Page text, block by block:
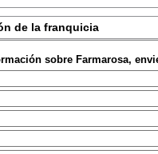
de la franquicia
sobre Farmarosa,